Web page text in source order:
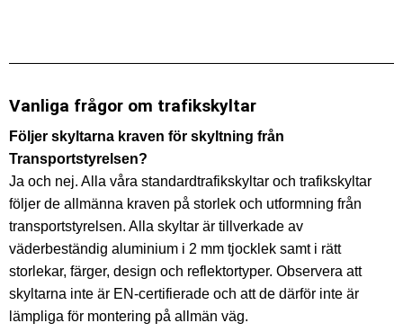
Vanliga frågor om trafikskyltar
Följer skyltarna kraven för skyltning från
Transportstyrelsen?
Ja och nej. Alla våra standardtrafikskyltar och trafikskyltar
följer de allmänna kraven på storlek och utformning från
transportstyrelsen. Alla skyltar är tillverkade av
väderbeständig aluminium i 2 mm tjocklek samt i rätt
storlekar, färger, design och reflektortyper. Observera att
skyltarna inte är EN-certifierade och att de därför inte är
lämpliga för montering på allmän väg.